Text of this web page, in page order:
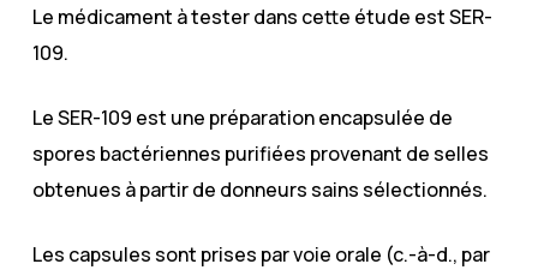
Le médicament à tester dans cette étude est SER-
109.
Le SER-109 est une préparation encapsulée de
spores bactériennes purifiées provenant de selles
obtenues à partir de donneurs sains sélectionnés.
Les capsules sont prises par voie orale (c.-à-d., par